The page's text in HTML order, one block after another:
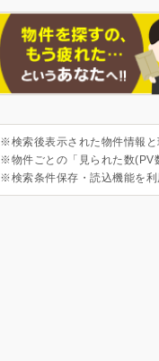
※検索後表示された物件情報と
※物件ごとの「見られた数(PV
※検索条件保存・読込機能を利